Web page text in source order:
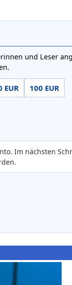
und Leser
EUR 100 EUR
Im nächsten